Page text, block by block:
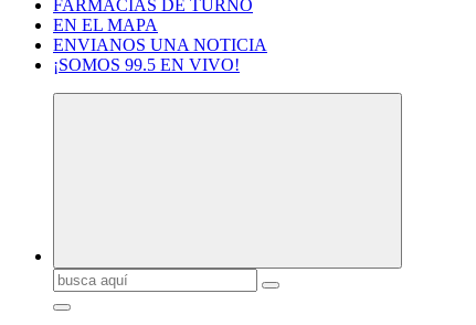
FARMACIAS DE TURNO
EN EL MAPA
ENVIANOS UNA NOTICIA
¡SOMOS 99.5 EN VIVO!
Buscar: